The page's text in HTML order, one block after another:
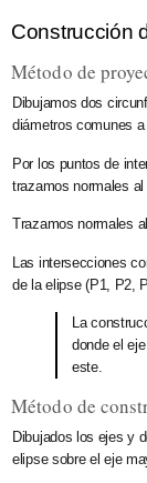
Construcción
Método de
Dibujamos dos
diámetros comunes
Por los puntos de
trazamos normales al
Trazamos normales
Las intersecciones
de la elipse (P1, P2,
La
donde el
este.
Método de
Dibujados los ejes y
elipse sobre el eje